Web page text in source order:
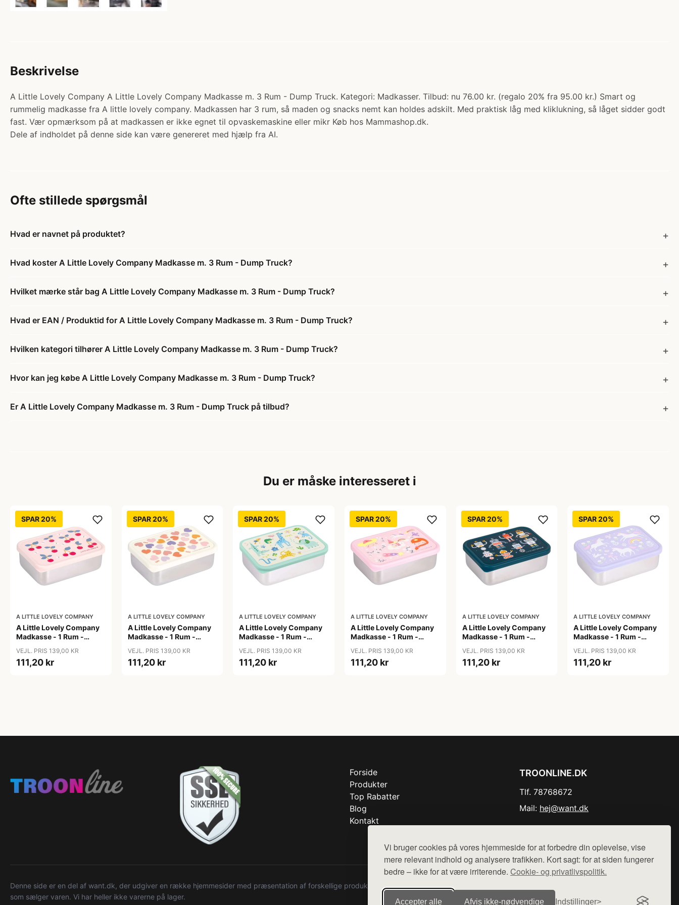
Vi bruger cookies på vores hjemmeside for at forbedre din oplevelse, vise
mere relevant indhold og analysere trafikken. Kort sagt: for at siden fungerer
bedre – ikke for at være irriterende. Cookie- og privatlivspolitik.
Accepter alle Afvis ikke‑nødvendige Indstillinger
Beskrivelse
A Little Lovely Company A Little Lovely Company Madkasse m. 3 Rum - Dump Truck. Kategori: Madkasser. Tilbud: nu 76.00 kr. (regalo 20% fra 95.00 kr.) Smart og
rummelig madkasse fra A little lovely company. Madkassen har 3 rum, så maden og snacks nemt kan holdes adskilt. Med praktisk låg med kliklukning, så låget sidder godt
fast. Vær opmærksom på at madkassen er ikke egnet til opvaskemaskine eller mikr Køb hos Mammashop.dk.
Dele af indholdet på denne side kan være genereret med hjælp fra AI.
Ofte stillede spørgsmål
Hvad er navnet på produktet?
Hvad koster A Little Lovely Company Madkasse m. 3 Rum - Dump Truck?
Hvilket mærke står bag A Little Lovely Company Madkasse m. 3 Rum - Dump Truck?
Hvad er EAN / Produktid for A Little Lovely Company Madkasse m. 3 Rum - Dump Truck?
Hvilken kategori tilhører A Little Lovely Company Madkasse m. 3 Rum - Dump Truck?
Hvor kan jeg købe A Little Lovely Company Madkasse m. 3 Rum - Dump Truck?
Er A Little Lovely Company Madkasse m. 3 Rum - Dump Truck på tilbud?
Du er måske interesseret i
SPAR 20%
A LITTLE LOVELY COMPANY
A Little Lovely Company
Madkasse - 1 Rum -
Cherries
VEJL. PRIS 139,00 KR
111,20 kr
SPAR 20%
A LITTLE LOVELY COMPANY
A Little Lovely Company
Madkasse - 1 Rum -
Hearts
VEJL. PRIS 139,00 KR
111,20 kr
SPAR 20%
A LITTLE LOVELY COMPANY
A Little Lovely Company
Madkasse - 1 Rum -
Jungle
VEJL. PRIS 139,00 KR
111,20 kr
SPAR 20%
A LITTLE LOVELY COMPANY
A Little Lovely Company
Madkasse - 1 Rum -
Princesses
VEJL. PRIS 139,00 KR
111,20 kr
SPAR 20%
A LITTLE LOVELY COMPANY
A Little Lovely Company
Madkasse - 1 Rum -
Robots
VEJL. PRIS 139,00 KR
111,20 kr
SPAR 20%
A LITTLE LOVELY COMPANY
A Little Lovely Company
Madkasse - 1 Rum -
Unicorn Dreams
VEJL. PRIS 139,00 KR
111,20 kr
Forside
Produkter
Top Rabatter
Blog
Kontakt
TROONLINE.DK
Tlf. 78768672
Mail: hej@want.dk
Denne side er en del af want.dk, der udgiver en række hjemmesider med præsentation af forskellige produkter fra diverse webshops. Der sælges ikke varer fra denne side - vi henviser til de shops,
som sælger varen. Vi har heller ikke varerne på lager.